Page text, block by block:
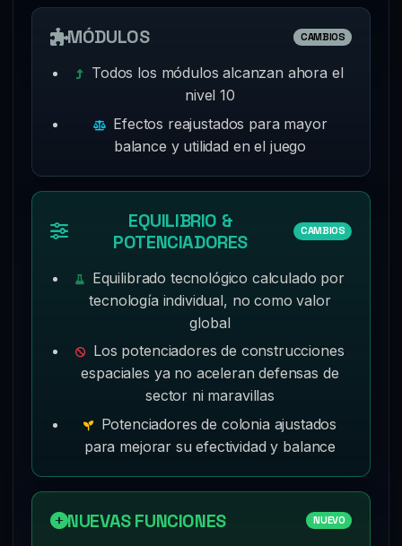
MÓDULOS CAMBIOS
Todos los módulos alcanzan ahora el
nivel 10
Efectos reajustados para mayor
balance y utilidad en el juego
EQUILIBRIO &
POTENCIADORES
CAMBIOS
Equilibrado tecnológico calculado por
tecnología individual, no como valor
global
Los potenciadores de construcciones
espaciales ya no aceleran defensas de
sector ni maravillas
Potenciadores de colonia ajustados
para mejorar su efectividad y balance
NUEVAS FUNCIONES NUEVO